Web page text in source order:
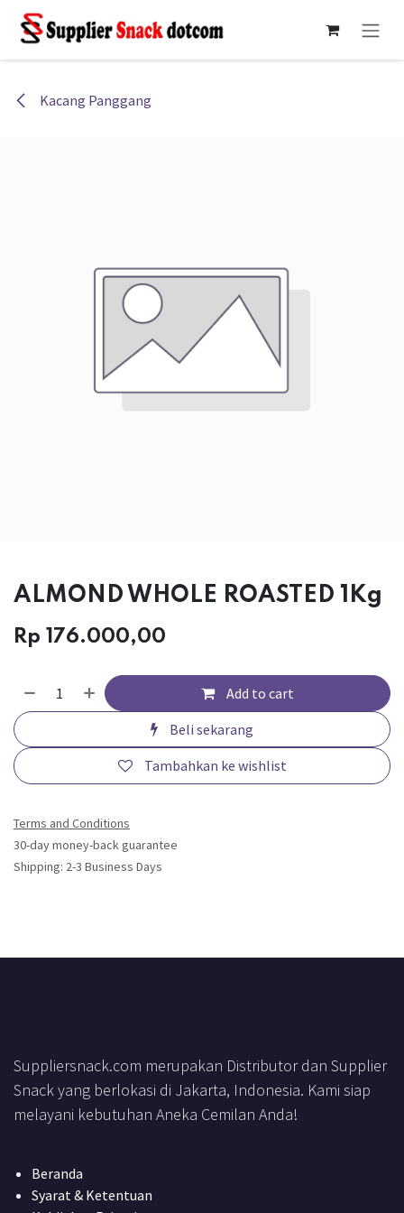
Skip ke Konten
Kacang Panggang
ALMOND WHOLE ROASTED 1Kg
Rp 176.000,00
Add to cart
Beli sekarang
Tambahkan ke wishlist
Terms and Conditions
30-day money-back guarantee
Shipping: 2-3 Business Days
Suppliersnack.com merupakan Distributor dan Supplier
Snack yang berlokasi di Jakarta, Indonesia. Kami siap
melayani kebutuhan Aneka Cemilan Anda!
Beranda
Syarat & Ketentuan